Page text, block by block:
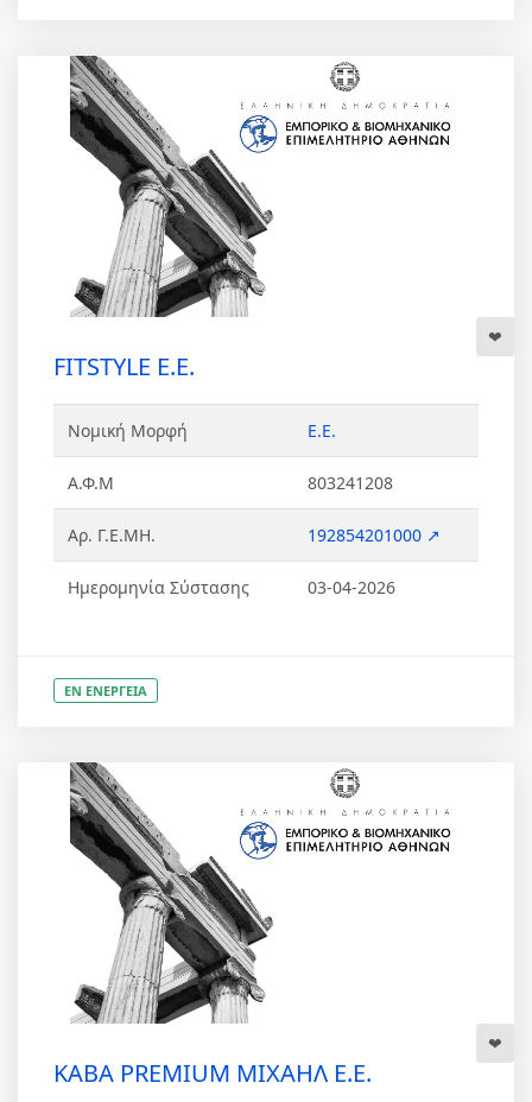
FITSTYLE Ε.Ε.
Νομική Μορφή Ε.Ε.
Α.Φ.Μ 803241208
Αρ. Γ.Ε.ΜΗ. 192854201000 ↗
Ημερομηνία Σύστασης 03-04-2026
ΕΝ ΕΝΕΡΓΕΙΑ
ΚΑΒΑ PREMIUM ΜΙΧΑΗΛ Ε.Ε.